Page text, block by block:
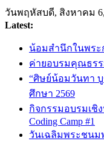
Skip
to
content
วันพฤหัสบดี, สิงหาคม 6,
Latest:
น้อมสำนึกในพร
ค่ายอบรมคุณธรร
“ศิษย์น้อมวันทา
ศึกษา 2569
กิจกรรมอบรมเชิ
Coding Camp #1
วันเฉลิมพระชนม